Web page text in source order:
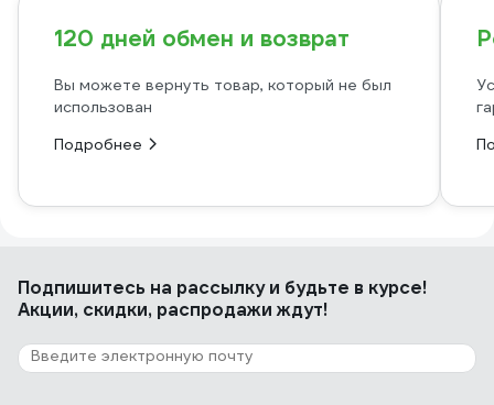
120 дней обмен и возврат
Вы можете вернуть товар, который не был
использован
Подробнее
Подпишитесь на рассылкуи будьте в курсе!
Акции, скидки, распродажи ждут!